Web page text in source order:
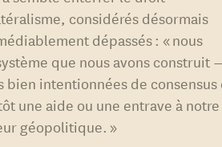
considérés désormais
dépassés : « nous
que nous avons construit
bien intentionnées de consensus
une aide ou une entrave à notre
géopolitique. »